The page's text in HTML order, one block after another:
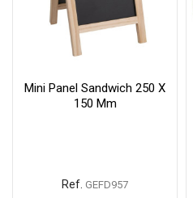
Mini Panel Sandwich 250 X
150 Mm
Ref. GEFD957